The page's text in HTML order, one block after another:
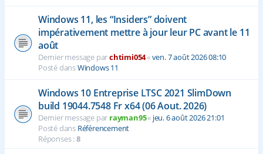
Windows 11, les “Insiders” doivent
impérativement mettre à jour leur PC avant le 11
août
Dernier message parchtimi054«ven. 7 août 2026 08:10
Posté dansWindows 11
Windows 10 Entreprise LTSC 2021 SlimDown
build 19044.7548 Fr x64 (06 Aout. 2026)
Dernier message par rayman95« jeu. 6 août 2026 21:01
Posté dans Référencement
Réponses :8